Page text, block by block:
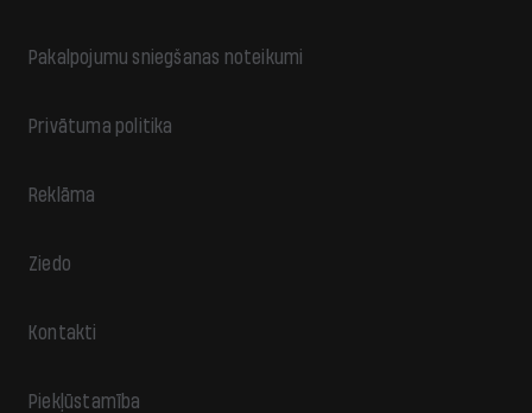
Pakalpojumu sniegšanas noteikumi
Privātuma politika
Reklāma
Ziedo
Kontakti
Piekļūstamība